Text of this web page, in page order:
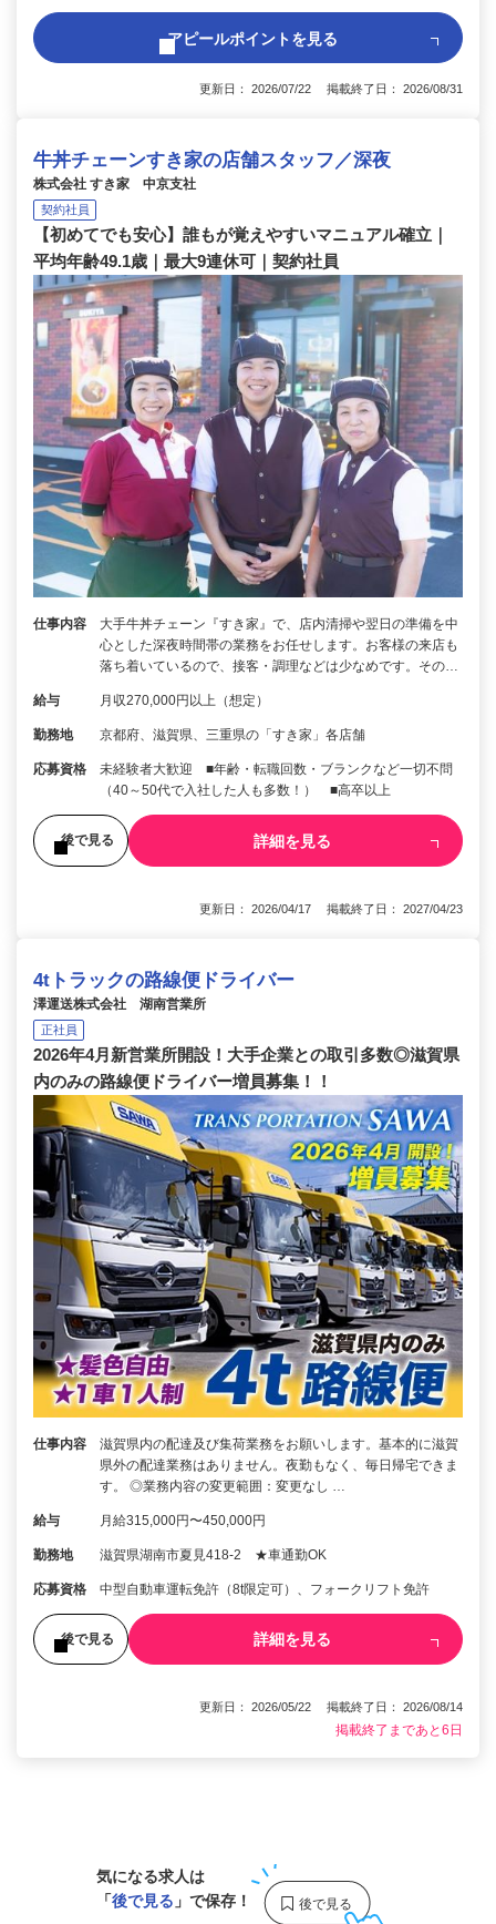
アピールポイントを見る
更新日： 2026/07/22 掲載終了日： 2026/08/31
牛丼チェーンすき家の店舗スタッフ／深夜
株式会社 すき家 中京支社
契約社員
【初めてでも安心】誰もが覚えやすいマニュアル確立｜
平均年齢49.1歳｜最大9連休可｜契約社員
仕事内容
大手牛丼チェーン『すき家』で、店内清掃や翌日の準備を中
心とした深夜時間帯の業務をお任せします。お客様の来店も
落ち着いているので、接客・調理などは少なめです。その…
給与 月収270,000円以上（想定）
勤務地 京都府、滋賀県、三重県の「すき家」各店舗
応募資格
未経験者大歓迎 ■年齢・転職回数・ブランクなど一切不問
（40～50代で入社した人も多数！） ■高卒以上
後で見る 詳細を見る
更新日： 2026/04/17 掲載終了日： 2027/04/23
4tトラックの路線便ドライバー
澤運送株式会社 湖南営業所
正社員
2026年4月新営業所開設！大手企業との取引多数◎滋賀県
内のみの路線便ドライバー増員募集！！
仕事内容
滋賀県内の配達及び集荷業務をお願いします。基本的に滋賀
県外の配達業務はありません。夜勤もなく、毎日帰宅できま
す。 ◎業務内容の変更範囲：変更なし …
給与 月給315,000円〜450,000円
勤務地 滋賀県湖南市夏見418-2 ★車通勤OK
応募資格 中型自動車運転免許（8t限定可）、フォークリフト免許
後で見る 詳細を見る
更新日： 2026/05/22 掲載終了日： 2026/08/14
掲載終了まであと6日
気になる求人は
「後で見る 」で保存！